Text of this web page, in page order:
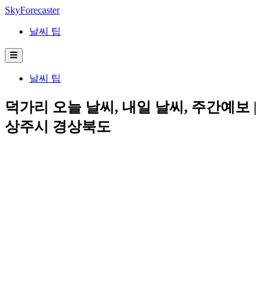
SkyForecaster
날씨 팁
☰
날씨 팁
덕가리 오늘 날씨, 내일 날씨, 주간예보 |
상주시 경상북도